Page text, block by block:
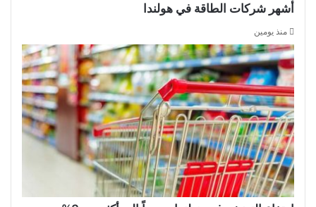
أشهر شركات الطاقة في هولندا
منذ يومين